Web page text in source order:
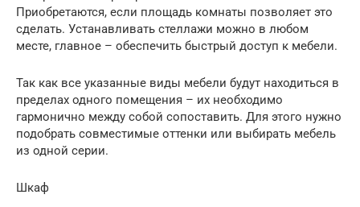
Приобретаются, если площадь комнаты позволяет это
сделать. Устанавливать стеллажи можно в любом
месте, главное – обеспечить быстрый доступ к мебели.
Так как все указанные виды мебели будут находиться в
пределах одного помещения – их необходимо
гармонично между собой сопоставить. Для этого нужно
подобрать совместимые оттенки или выбирать мебель
из одной серии.
Шкаф